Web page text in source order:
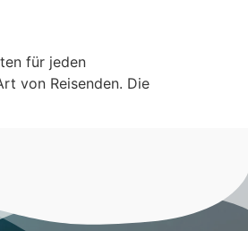
für jeden
von Reisenden. Die